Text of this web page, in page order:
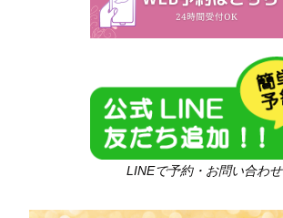
LINEで予約・お問い合わせ